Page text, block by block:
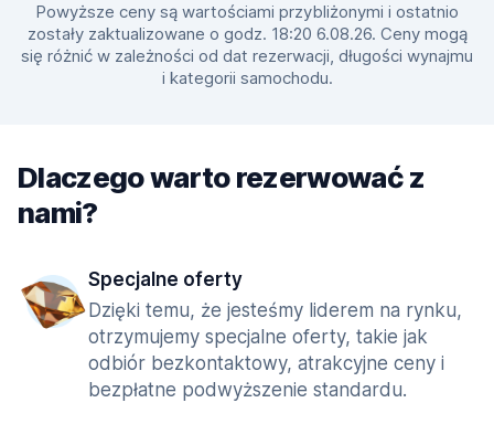
Powyższe ceny są wartościami przybliżonymi i ostatnio
zostały zaktualizowane o godz. 18:20 6.08.26. Ceny mogą
się różnić w zależności od dat rezerwacji, długości wynajmu
i kategorii samochodu.
Dlaczego warto rezerwować z
nami?
Specjalne oferty
Dzięki temu, że jesteśmy liderem na rynku,
otrzymujemy specjalne oferty, takie jak
odbiór bezkontaktowy, atrakcyjne ceny i
bezpłatne podwyższenie standardu.